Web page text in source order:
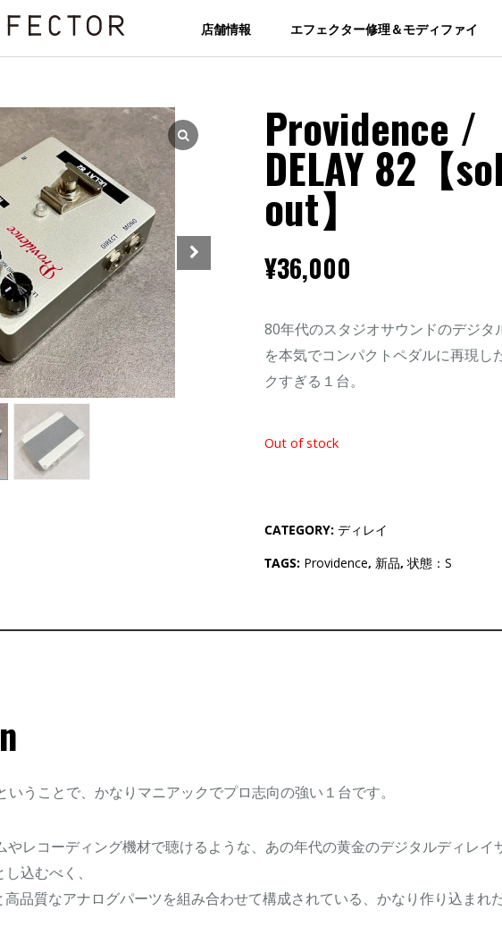
店舗情報 エフェクター修理＆モディファイ
Providence /
DELAY 82【
out】
¥36,000
80年代のスタジオサウンドのデジタ
を本気でコンパクトペダルに再現し
クすぎる１台。
Out of stock
CATEGORY: ディレイ
TAGS: Providence, 新品, 状態：S
うことで、かなりマニアックでプロ志向の強い１台です。
やレコーディング機材で聴けるような、あの年代の黄金のデジタルディレイ
込むべく、
品質なアナログパーツを組み合わせて構成されている、かなり作り込まれ